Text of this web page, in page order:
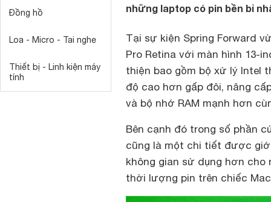
Đồng hồ
Loa - Micro - Tai nghe
Thiết bị - Linh kiện máy
tính
những laptop có pin bền bỉ
Tại sự kiện Spring Forward
Pro Retina với màn hình 13-
thiện bao gồm bộ xử lý Intel
độ cao hơn gấp đôi, nâng
và bộ nhớ RAM mạnh hơn
Bên cạnh đó trong số phần
cũng là một chi tiết được
không gian sử dụng hơn
thời lượng pin trên chiếc